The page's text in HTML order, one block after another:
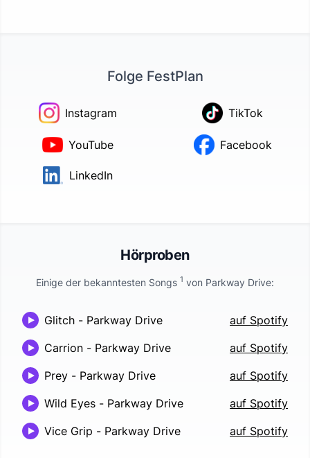
Folge FestPlan
Instagram TikTok
YouTube Facebook
LinkedIn
Hörproben
Einige der bekanntesten Songs 1 von Parkway Drive:
Glitch - Parkway Drive
auf Spotify
Carrion - Parkway Drive
auf Spotify
Prey - Parkway Drive
auf Spotify
Wild Eyes - Parkway Drive
auf Spotify
Vice Grip - Parkway Drive auf Spotify